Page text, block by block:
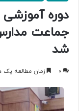
دوره آموزشی
جماعت
شد
0 زمان مطالعه یک